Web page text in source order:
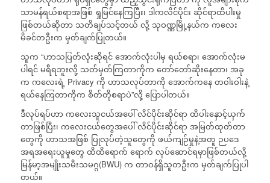
သာမန်ရယ်စရာအဖြစ် ရှုမြင်နေကြပြီး၊ ဒါကလိင်ပိုင်း ဆိုင်ရာထိပါးမှု
ဖြစ်တယ်ဆိုတာ သတိချပ်သင့်တယ် လို့ သုဝဏ္ဏမြို့နယ်က ကလေး
မိခင်တဦးက မှတ်ချက်ပြုတယ်။
သူက “ဟာသပြတ်လုံးဆိုရင် အောက်လုံးပါမှ ရယ်စရာ၊ အောက်လုံးမ
ပါရင် မရီရဘူးလို့ သတ်မှတ်ကြတာကိုက တော်တော်ဆိုးနေတာ၊ အခု
က ကလေးရဲ့ Privacy ကို ဟာသလုပ်တာကို အောက်ကနေ တဝါးဝါးနဲ့
ရယ်နေကြတာကိုက စိတ်တိုစရာပဲ”လို့ ပြောပါတယ်။
ဒီလုပ်ရပ်ဟာ ကလေးသူငယ်အပေါ် လိင်ပိုင်းဆိုင်ရာ ထိပါးနှောင့်ယှက်
တာဖြစ်ပြီး၊ ကလေးငယ်တွေအပေါ် လိင်ပိုင်းဆိုင်ရာ အမြတ်ထုတ်တာ
တွေကို ဟာသအဖြစ် ပြုလုပ်တဲ့သူတွေကို ဖယ်ကျဉ်မှုနဲ့အတူ ဉပဒေ
အရအရေးယူမှုတွေ ထိထိရောက် ရောက် လုပ်ဆောင်ရမှာဖြစ်တယ်လို့
မြန်မာ့အမျိုးသမီးသမဂ္ဂ(BWU) က တာဝန်ရှိသူတဦးက မှတ်ချက်ပြုပါ
တယ်။